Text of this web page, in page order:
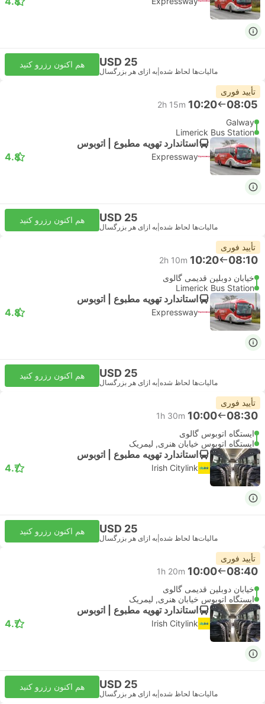
USD 25
مالیات‌ها لحاظ شده به ازای هر بزرگسال
هم اکنون رزرو کنید
تأیید فوری
08:05
10:20
2h 15m
Galway
Limerick Bus Station
استاندارد تهویه مطبوع | اتوبوس
Expressway
4.8
USD 25
مالیات‌ها لحاظ شده به ازای هر بزرگسال
هم اکنون رزرو کنید
تأیید فوری
08:10
10:20
2h 10m
خیابان دوبلین قدیمی گالوی
Limerick Bus Station
استاندارد تهویه مطبوع | اتوبوس
Expressway
4.8
USD 25
مالیات‌ها لحاظ شده به ازای هر بزرگسال
هم اکنون رزرو کنید
تأیید فوری
08:30
10:00
1h 30m
ایستگاه اتوبوس گالوی
ایستگاه اتوبوس خیابان هنری, لیمریک
استاندارد تهویه مطبوع | اتوبوس
Irish Citylink
4.7
USD 25
مالیات‌ها لحاظ شده به ازای هر بزرگسال
هم اکنون رزرو کنید
تأیید فوری
08:40
10:00
1h 20m
خیابان دوبلین قدیمی گالوی
ایستگاه اتوبوس خیابان هنری, لیمریک
استاندارد تهویه مطبوع | اتوبوس
Irish Citylink
4.7
USD 25
مالیات‌ها لحاظ شده به ازای هر بزرگسال
هم اکنون رزرو کنید